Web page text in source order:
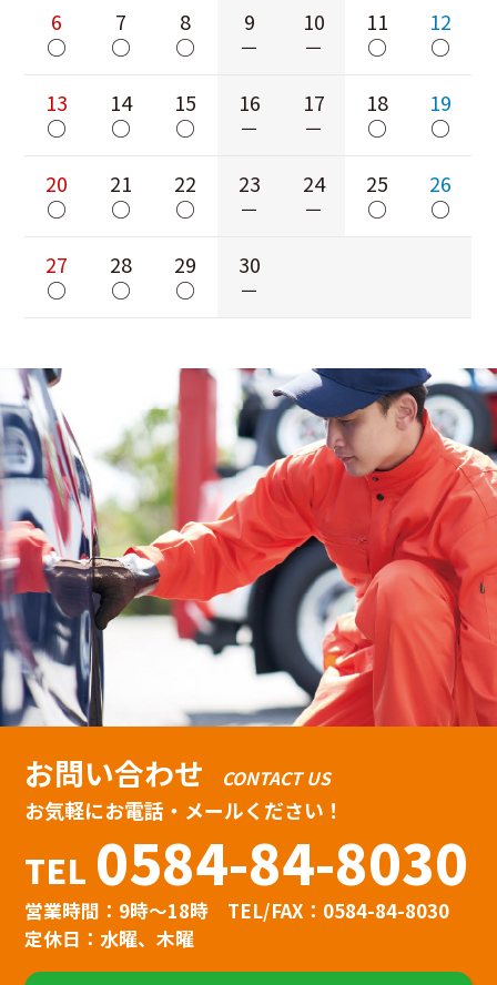
6
○
7
○
8
○
9
－
10
－
11
○
12
○
13
○
14
○
15
○
16
－
17
－
18
○
19
○
20
○
21
○
22
○
23
－
24
－
25
○
26
○
27
○
28
○
29
○
30
－
お問い合わせ CONTACT US
お気軽にお電話・メールください！
TEL 0584-84-8030
営業時間：9時〜18時
TEL/FAX：0584-84-8030
定休日：水曜、木曜